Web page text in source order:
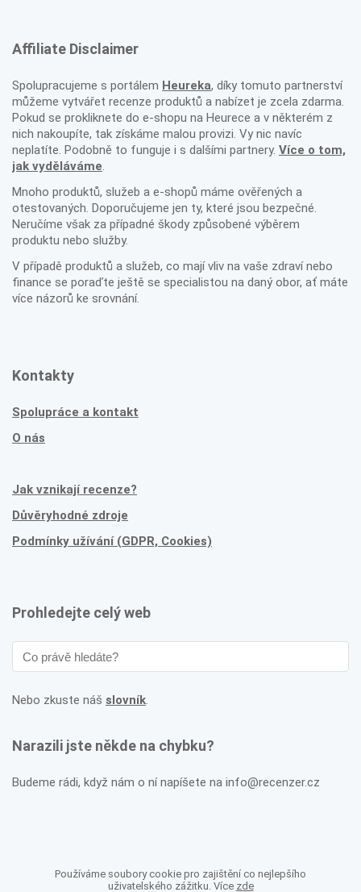
Affiliate Disclaimer
Spolupracujeme s portálem Heureka, díky tomuto partnerství
můžeme vytvářet recenze produktů a nabízet je zcela zdarma.
Pokud se prokliknete do e-shopu na Heurece a v některém z
nich nakoupíte, tak získáme malou provizi. Vy nic navíc
neplatíte. Podobně to funguje i s dalšími partnery. Více o tom,
jak vyděláváme.
Mnoho produktů, služeb a e-shopů máme ověřených a
otestovaných. Doporučujeme jen ty, které jsou bezpečné.
Neručíme však za případné škody způsobené výběrem
produktu nebo služby.
V případě produktů a služeb, co mají vliv na vaše zdraví nebo
finance se poraďte ještě se specialistou na daný obor, ať máte
více názorů ke srovnání.
Kontakty
Spolupráce a kontakt
O nás
Jak vznikají recenze?
Důvěryhodné zdroje
Podmínky užívání (GDPR, Cookies)
Prohledejte celý web
Nebo zkuste náš slovník.
Narazili jste někde na chybku?
Budeme rádi, když nám o ní napíšete na info@recenzer.cz
Používáme soubory cookie pro zajištění co nejlepšího
uživatelského zážitku. Více zde